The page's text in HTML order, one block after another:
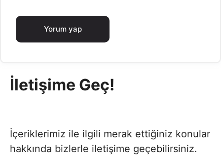
İletişime Geç!
İçeriklerimiz ile ilgili merak ettiğiniz konular
hakkında bizlerle iletişime geçebilirsiniz.